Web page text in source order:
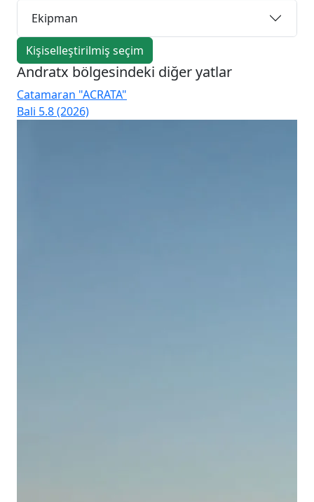
Ekipman
Kişiselleştirilmiş seçim
Andratx bölgesindeki diğer yatlar
Catamaran "ACRATA"
Bali 5.8 (2026)